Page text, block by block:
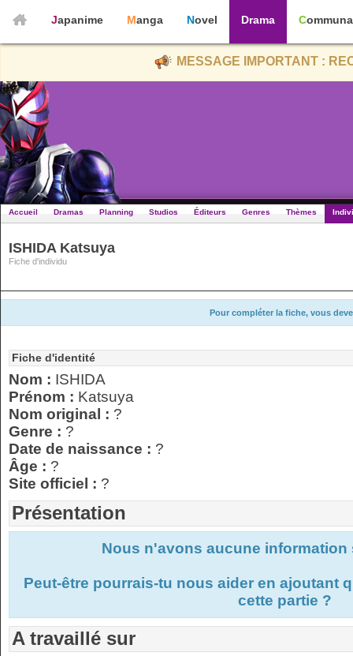
Japanime Manga Novel Drama
MESSAGE IMPORTANT :
Accueil Dramas Planning Studios Éditeurs Genres Thèmes
ISHIDA Katsuya
Fiche d'individu
Pour compléter la fiche, vous
Fiche d'identité
Nom : ISHIDA
Prénom : Katsuya
Nom original : ?
Genre : ?
Date de naissance : ?
Âge : ?
Site officiel : ?
Présentation
Nous n'avons aucune
Peut-être pourrais-tu nous aider en ajoutant
cette partie ?
A travaillé sur